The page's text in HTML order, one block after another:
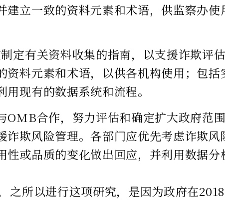
建立一致的资料元素和术语，供监察办
定有关资料收集的指南，以支援诈欺评
资料元素和术语，以供各机构使用；包括
用现有的数据系统和流程。
OMB合作，努力评估和确定扩大政府范
诈欺风险管理。各部门应优先考虑诈欺风
性或品质的变化做出回应，并利用数据分
之所以进行这项研究，是因为政府在